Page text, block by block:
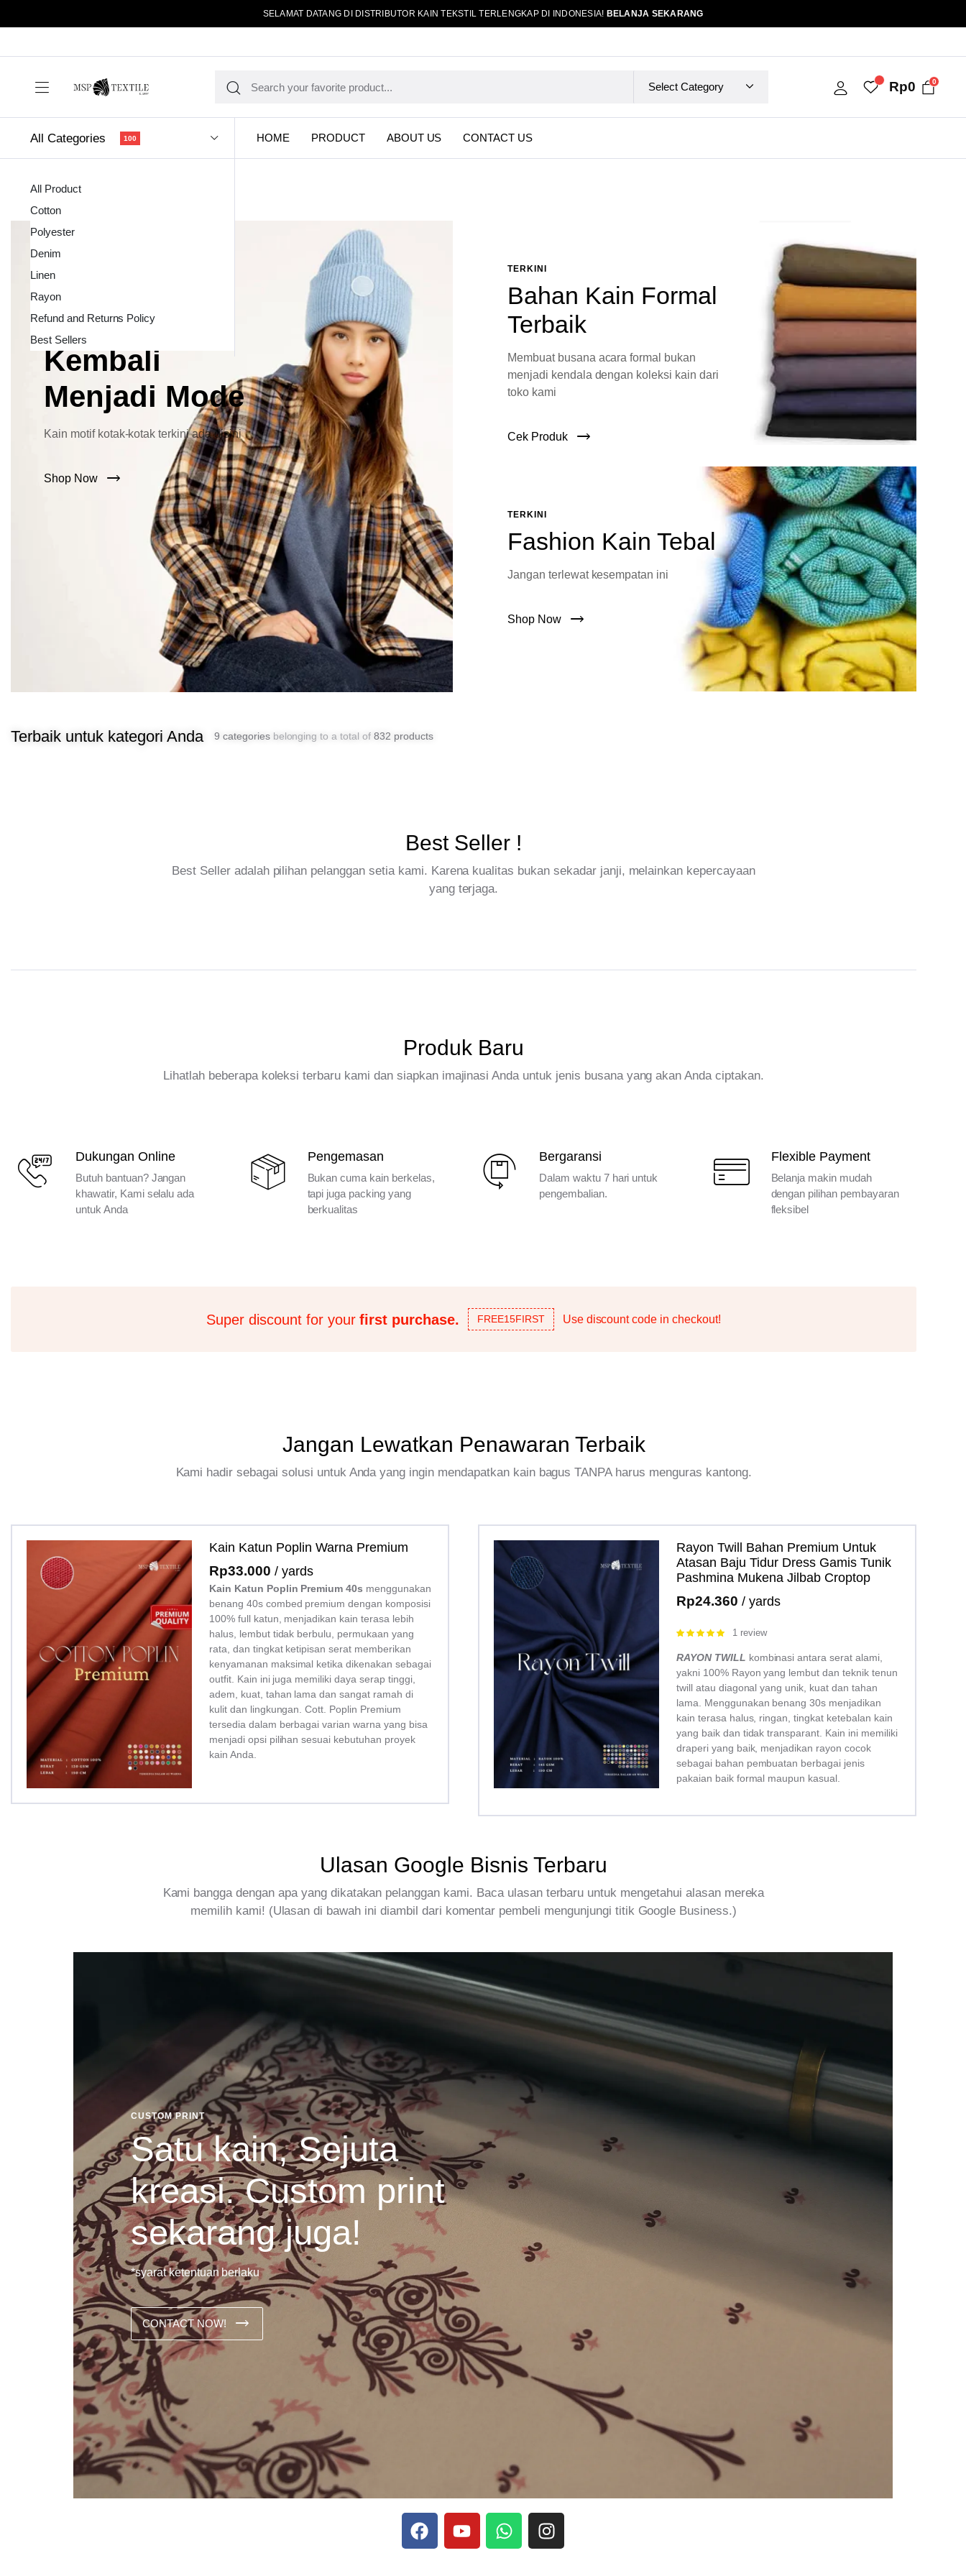
SELAMAT DATANG DI DISTRIBUTOR KAIN TEKSTIL TERLENGKAP DI INDONESIA! BELANJA SEKARANG
Rp0 0
All Categories 100
All Product
Cotton
Polyester
Denim
Linen
Rayon
Refund and Returns Policy
Best Sellers
HOME PRODUCT ABOUT US CONTACT US
Kain Pola
Lebar Kini
Kembali
Menjadi Mode
Kain motif kotak-kotak terkini ada disini
Shop Now
TERKINI
Bahan Kain Formal
Terbaik
Membuat busana acara formal bukan
menjadi kendala dengan koleksi kain dari
toko kami
Cek Produk
TERKINI
Fashion Kain Tebal
Jangan terlewat kesempatan ini
Shop Now
Terbaik untuk kategori Anda 9 categoriesbelonging to a total of 832 products
Best Seller !
Best Seller adalah pilihan pelanggan setia kami. Karena kualitas bukan sekadar janji, melainkan kepercayaan
yang terjaga.
Produk Baru
Lihatlah beberapa koleksi terbaru kami dan siapkan imajinasi Anda untuk jenis busana yang akan Anda ciptakan.
Dukungan Online
Butuh bantuan? Jangan
khawatir, Kami selalu ada
untuk Anda
Pengemasan
Bukan cuma kain berkelas,
tapi juga packing yang
berkualitas
Bergaransi
Dalam waktu 7 hari untuk
pengembalian.
Flexible Payment
Belanja makin mudah
dengan pilihan pembayaran
fleksibel
Super discount for yourfirst purchase. FREE15FIRST Use discount code in checkout!
Jangan Lewatkan Penawaran Terbaik
Kami hadir sebagai solusi untuk Anda yang ingin mendapatkan kain bagus TANPA harus menguras kantong.
Kain Katun Poplin Warna Premium
Rp33.000 / yards
Kain Katun Poplin Premium 40s menggunakan
benang 40s combed premium dengan komposisi
100% full katun, menjadikan kain terasa lebih
halus, lembut tidak berbulu, permukaan yang
rata, dan tingkat ketipisan serat memberikan
kenyamanan maksimal ketika dikenakan sebagai
outfit. Kain ini juga memiliki daya serap tinggi,
adem, kuat, tahan lama dan sangat ramah di
kulit dan lingkungan. Cott. Poplin Premium
tersedia dalam berbagai varian warna yang bisa
menjadi opsi pilihan sesuai kebutuhan proyek
kain Anda.
Rayon Twill Bahan Premium Untuk
Atasan Baju Tidur Dress Gamis Tunik
Pashmina Mukena Jilbab Croptop
Rp24.360 / yards
Rated
1 review
RAYON TWILL kombinasi antara serat alami,
yakni 100% Rayon yang lembut dan teknik tenun
twill atau diagonal yang unik, kuat dan tahan
lama. Menggunakan benang 30s menjadikan
kain terasa halus, ringan, tingkat ketebalan kain
yang baik dan tidak transparant. Kain ini memiliki
draperi yang baik, menjadikan rayon cocok
sebagai bahan pembuatan berbagai jenis
pakaian baik formal maupun kasual.
Ulasan Google Bisnis Terbaru
Kami bangga dengan apa yang dikatakan pelanggan kami. Baca ulasan terbaru untuk mengetahui alasan mereka
memilih kami! (Ulasan di bawah ini diambil dari komentar pembeli mengunjungi titik Google Business.)
CUSTOM PRINT
Satu kain, Sejuta
kreasi. Custom print
sekarang juga!
*syarat ketentuan berlaku
CONTACT NOW!